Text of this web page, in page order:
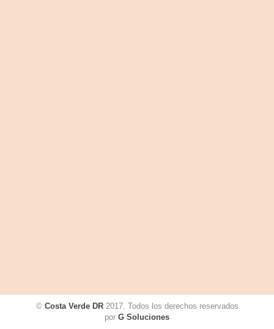
© Costa Verde DR2017. Todos los derechos reservados
por G Soluciones